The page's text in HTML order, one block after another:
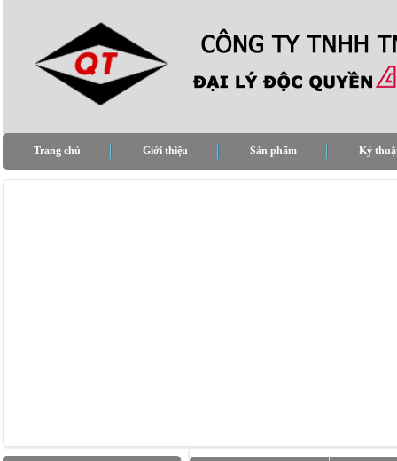
Trang chủ Giới thiệu Sản phẩm Kỷ